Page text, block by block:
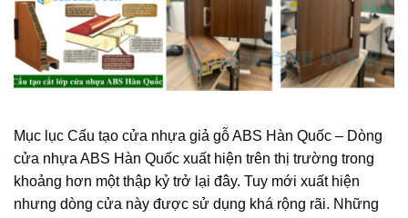
Mục lục Cấu tạo cửa nhựa giả gỗ ABS Hàn Quốc – Dòng
cửa nhựa ABS Hàn Quốc xuất hiện trên thị trường trong
khoảng hơn một thập kỷ trở lại đây. Tuy mới xuất hiện
nhưng dòng cửa này được sử dụng khá rộng rãi. Những